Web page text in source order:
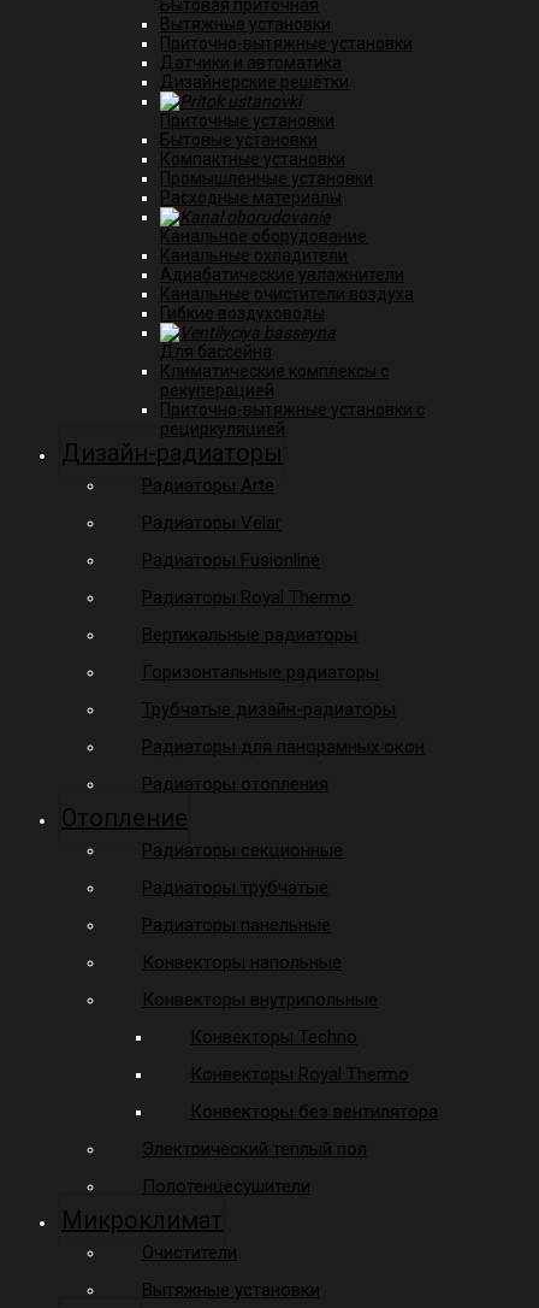
Бытовая приточная
Вытяжные установки
Приточно-вытяжные установки
Датчики и автоматика
Дизайнерские решётки
Приточные установки
Бытовые установки
Компактные установки
Промышленные установки
Расходные материалы
Канальное оборудование
Канальные охладители
Адиабатические увлажнители
Канальные очистители воздуха
Гибкие воздуховоды
Для бассейна
Климатические комплексы с
рекуперацией
Приточно-вытяжные установки с
рециркуляцией
Дизайн-радиаторы
Радиаторы Arte
Радиаторы Velar
Радиаторы Fusionline
Радиаторы Royal Thermo
Вертикальные радиаторы
Горизонтальные радиаторы
Трубчатые дизайн-радиаторы
Радиаторы для панорамных окон
Радиаторы отопления
Отопление
Радиаторы секционные
Радиаторы трубчатые
Радиаторы панельные
Конвекторы напольные
Конвекторы внутрипольные
Конвекторы Techno
Конвекторы Royal Thermo
Конвекторы без вентилятора
Электрический теплый пол
Полотенцесушители
Микроклимат
Очистители
Вытяжные установки